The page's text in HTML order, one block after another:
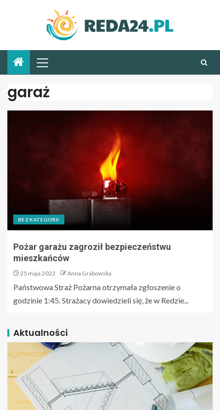
garaż
BEZ KATEGORII
Pożar garażu zagroził bezpieczeństwu
mieszkańców
25 maja 2022 Anna Grabowska
Państwowa Straż Pożarna otrzymała zgłoszenie o
godzinie 1:45. Strażacy dowiedzieli się, że w Redzie...
Aktualności